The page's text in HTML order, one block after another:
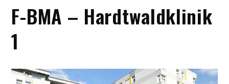
F-BMA – Hardtwaldklinik
1